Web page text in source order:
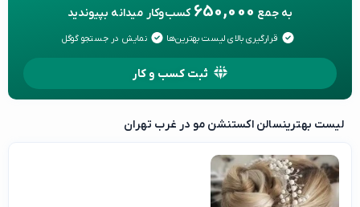
به جمع 650,000 کسب‌وکار میدانه بپیوندید
قرارگیری بالای لیست بهترین‌ها نمایش در جستجو گوگل
ثبت کسب و کار
لیست بهترینسالن اکستنشن مو در غرب تهران